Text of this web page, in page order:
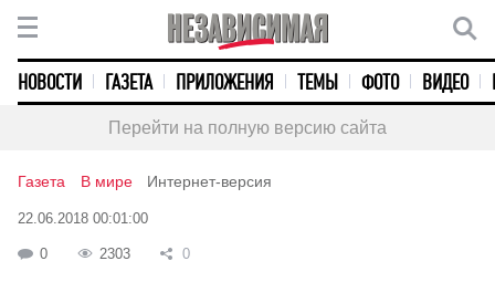
НОВОСТИ ГАЗЕТА ПРИЛОЖЕНИЯ ТЕМЫ ФОТО ВИДЕО
Перейти на полную версию сайта
Газета В мире Интернет-версия
22.06.2018 00:01:00
0 2303 0